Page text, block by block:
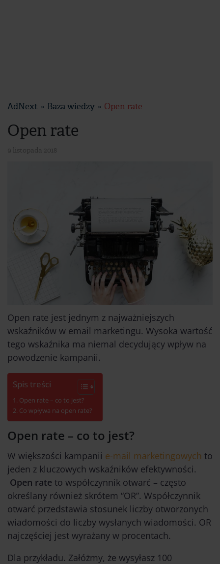
AdNext Baza wiedzy Open rate
Open rate
Open rate jest jednym z najważniejszych
wskaźników w email marketingu. Wysoka wartość
tego wskaźnika ma niemal decydujący wpływ na
powodzenie kampanii.
Spis treści
Open rate – co to jest?
Co wpływa na open rate?
Open rate – co to jest?
W większości kampanii e-mail marketingowych to
jeden z kluczowych wskaźników efektywności.
Open rate to współczynnik otwarć – często
określany również skrótem “OR”. Współczynnik
otwarć przedstawia stosunek liczby otworzonych
wiadomości do liczby wysłanych wiadomości. OR
najczęściej jest wyrażany w procentach.
Dla przykładu. Załóżmy, że wysyłasz 100